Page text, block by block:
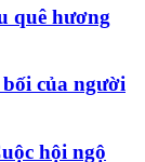
quê hương
của người
hội ngộ